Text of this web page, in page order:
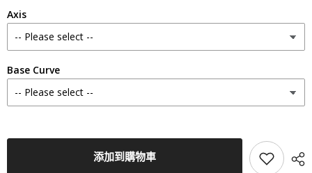
形
眼
片）
的
形
眼
的
Axis
Base Curve
添加到購物車